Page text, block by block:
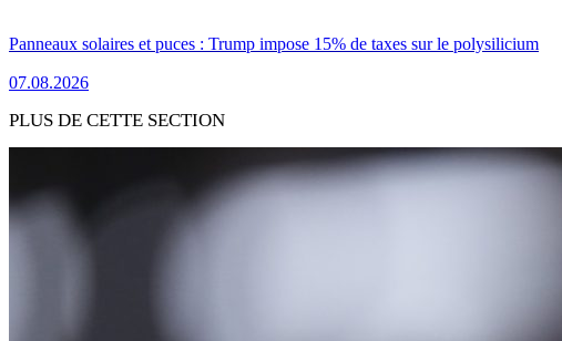
Panneaux solaires et puces : Trump impose 15% de taxes sur le polysilicium
07.08.2026
PLUS DE CETTE SECTION